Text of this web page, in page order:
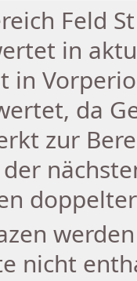
Feld
in
in
da
zur
nicht